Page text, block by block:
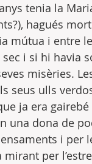
tenia la
hagués
mútua i entre
i si hi havia
misèries.
seus ulls
ja era
una dona de
i per
per